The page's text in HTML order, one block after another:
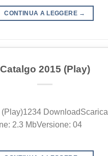
CONTINUA A LEGGERE →
Catalgo 2015 (Play)
DownloadScarica
2.3 MbVersione: 04